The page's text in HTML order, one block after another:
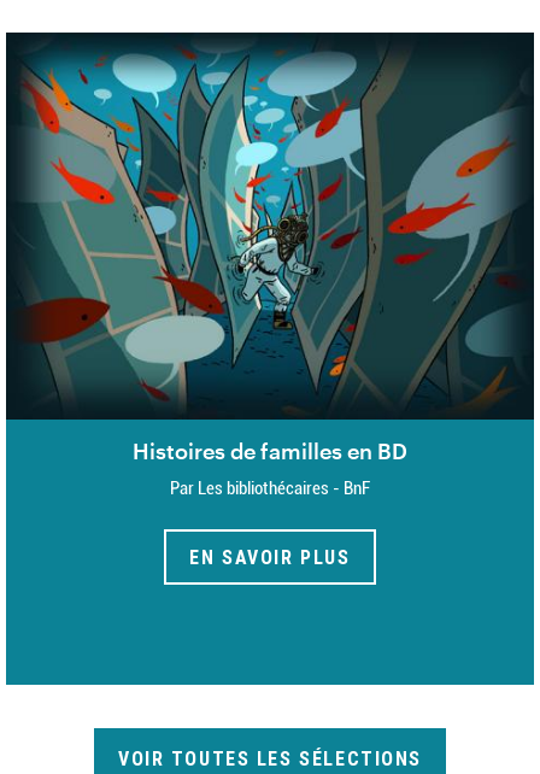
Histoires de familles en BD
Par Les bibliothécaires - BnF
EN SAVOIR PLUS
VOIR TOUTES LES SÉLECTIONS